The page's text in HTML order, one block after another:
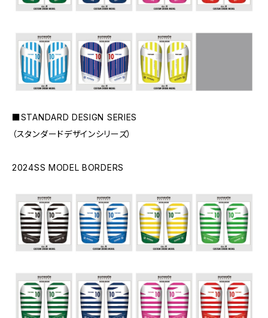
■STANDARD DESIGN SERIES
（スタンダードデザインシリーズ）
2024SS MODEL BORDERS